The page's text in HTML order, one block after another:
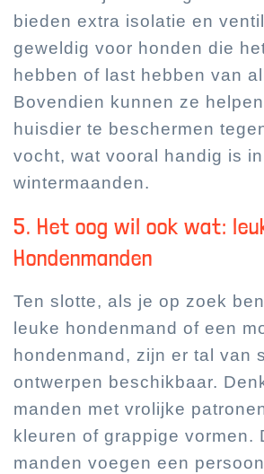
bieden extra isolatie en
geweldig voor honden die
hebben of last hebben van
Bovendien kunnen ze
huisdier te beschermen
vocht, wat vooral handig is
wintermaanden.
5. Het oog wil ook wat:
Hondenmanden
Ten slotte, als je op zoek
leuke hondenmand of een
hondenmand, zijn er tal van
ontwerpen beschikbaar.
manden met vrolijke
kleuren of grappige vormen.
manden voegen een